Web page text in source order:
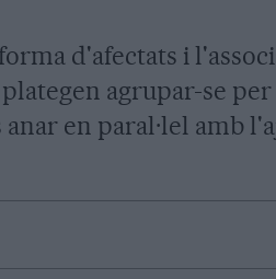
d'afectats i
agrupar-se
en paral·lel amb